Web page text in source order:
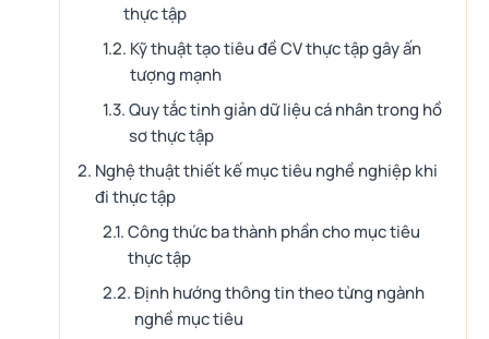
thực tập
Kỹ thuật tạo tiêu đề CV thực tập gây ấn
tượng mạnh
Quy tắc tinh giản dữ liệu cá nhân trong hồ
sơ thực tập
Nghệ thuật thiết kế mục tiêu nghề nghiệp khi
đi thực tập
Công thức ba thành phần cho mục tiêu
thực tập
Định hướng thông tin theo từng ngành
nghề mục tiêu